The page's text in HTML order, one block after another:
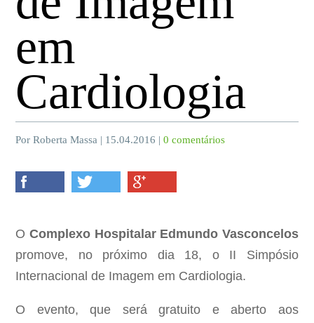
em
Cardiologia
Por Roberta Massa | 15.04.2016 |0 comentários
O Complexo Hospitalar Edmundo Vasconcelos
promove, no próximo dia 18, o II Simpósio
Internacional de Imagem em Cardiologia.
O evento, que será gratuito e aberto aos